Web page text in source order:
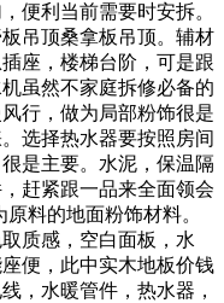
便利当前需要时安拆。
吊顶桑拿板吊顶。辅材
座，楼梯台阶，可是跟
虽然不家庭拆修必备的
行，做为局部粉饰很是
选择热水器要按照房间
是主要。水泥，保温隔
赶紧跟一品来全面领会
料的地面粉饰材料。
质感，空白面板，水
便，此中实木地板价钱
，水暖管件，热水器，